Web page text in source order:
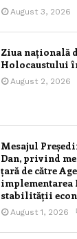
August 3, 2026
Ziua națională
Holocaustului
August 2, 2026
Mesajul
Dan, privind
țară de către
implementarea
stabilității
August 1, 2026